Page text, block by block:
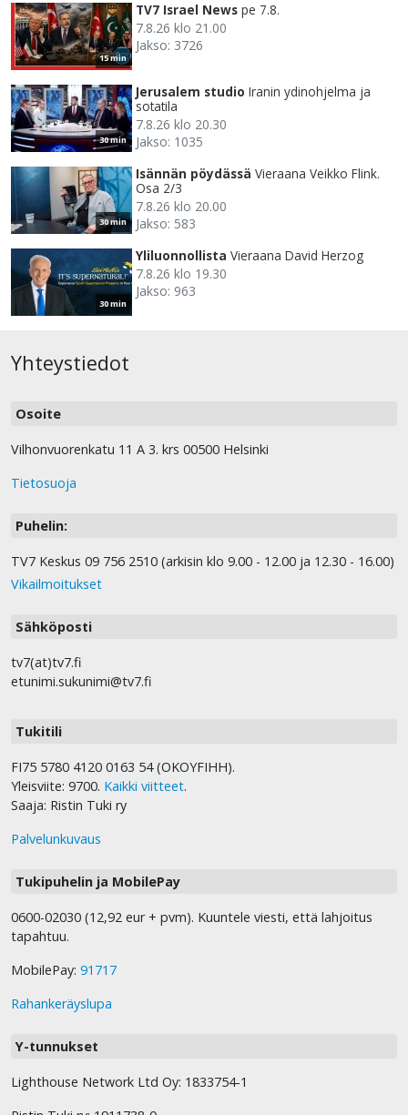
15 min
TV7 Israel News pe 7.8.
7.8.26 klo 21.00
Jakso: 3726
30 min
Jerusalem studio Iranin ydinohjelma ja
sotatila
7.8.26 klo 20.30
Jakso: 1035
30 min
Isännän pöydässä Vieraana Veikko Flink.
Osa 2/3
7.8.26 klo 20.00
Jakso: 583
30 min
Yliluonnollista Vieraana David Herzog
7.8.26 klo 19.30
Jakso: 963
Yhteystiedot
Osoite
Vilhonvuorenkatu 11 A 3. krs 00500 Helsinki
Tietosuoja
Puhelin:
TV7 Keskus 09 756 2510 (arkisin klo 9.00 - 12.00 ja 12.30 - 16.00)
Vikailmoitukset
Sähköposti
tv7(at)tv7.fi
etunimi.sukunimi@tv7.fi
Tukitili
FI75 5780 4120 0163 54 (OKOYFIHH).
Yleisviite: 9700. Kaikki viitteet.
Saaja: Ristin Tuki ry
Palvelunkuvaus
Tukipuhelin ja MobilePay
0600-02030 (12,92 eur + pvm). Kuuntele viesti, että lahjoitus
tapahtuu.
MobilePay: 91717
Rahankeräyslupa
Y-tunnukset
Lighthouse Network Ltd Oy: 1833754-1